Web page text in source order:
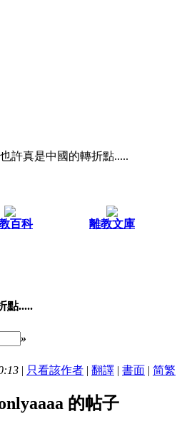
許真是中國的轉折點.....
百科 離教文庫
點.....
»
| 只看該作者 | 翻譯 | 書面 | 简繁
的帖子